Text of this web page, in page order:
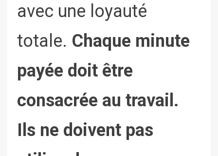
avec une loyauté
totale. Chaque minute
payée doit être
consacrée au travail.
Ils ne doivent pas